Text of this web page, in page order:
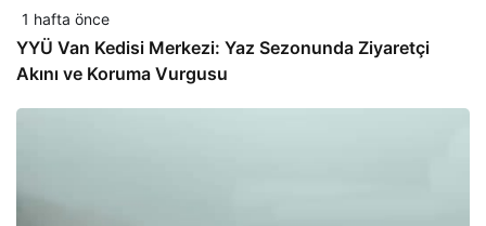
1 hafta önce
YYÜ Van Kedisi Merkezi: Yaz Sezonunda Ziyaretçi
Akını ve Koruma Vurgusu